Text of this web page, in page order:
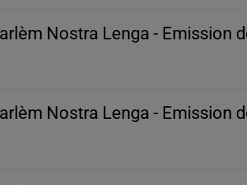
Nostra Lenga - Emission
Nostra Lenga - Emission